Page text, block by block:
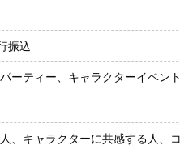
振込
ーティー、キャラクターイベン
キャラクターに共感する人、